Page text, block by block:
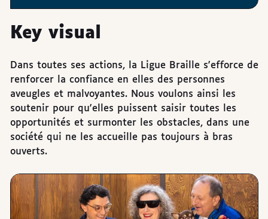
Key visual
Dans toutes ses actions, la Ligue Braille s'efforce de
renforcer la confiance en elles des personnes
aveugles et malvoyantes. Nous voulons ainsi les
soutenir pour qu'elles puissent saisir toutes les
opportunités et surmonter les obstacles, dans une
société qui ne les accueille pas toujours à bras
ouverts.